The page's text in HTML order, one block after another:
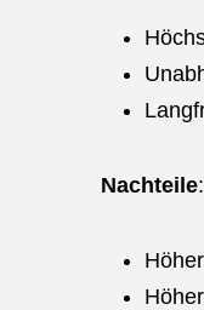
Nachteile: